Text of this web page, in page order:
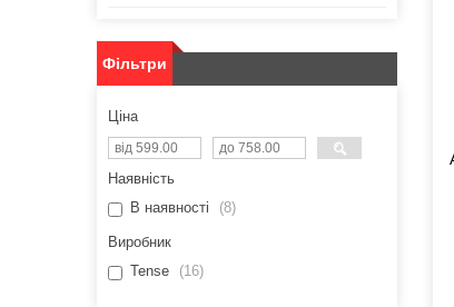
Фільтри
Ціна
Наявність
В наявності
8
Виробник
Tense
16